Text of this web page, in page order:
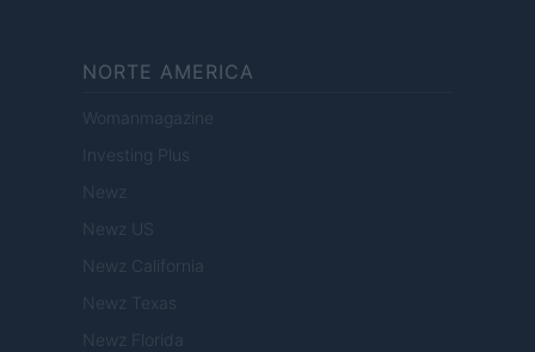
NORTE AMERICA
Womanmagazine
Investing Plus
Newz
Newz US
Newz California
Newz Texas
Newz Florida